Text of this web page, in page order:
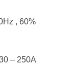
, 60%
– 250A